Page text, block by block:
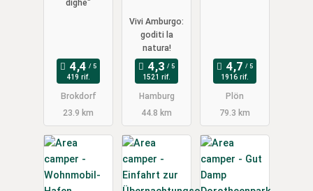
dighe"
419 rif.
Brokdorf
23.9 km
Bunthaus
Hamburg
Vivi Amburgo:
goditi la
natura!
1521 rif.
Hamburg
44.8 km
1916 rif.
Plön
79.3 km